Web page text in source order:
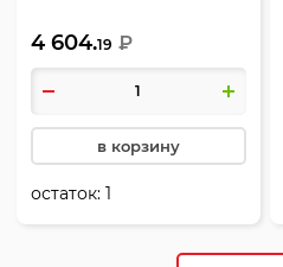
Matte Back CT, IM, Parker,
2143634
4 604.19 ₽
в корзину
остаток:1